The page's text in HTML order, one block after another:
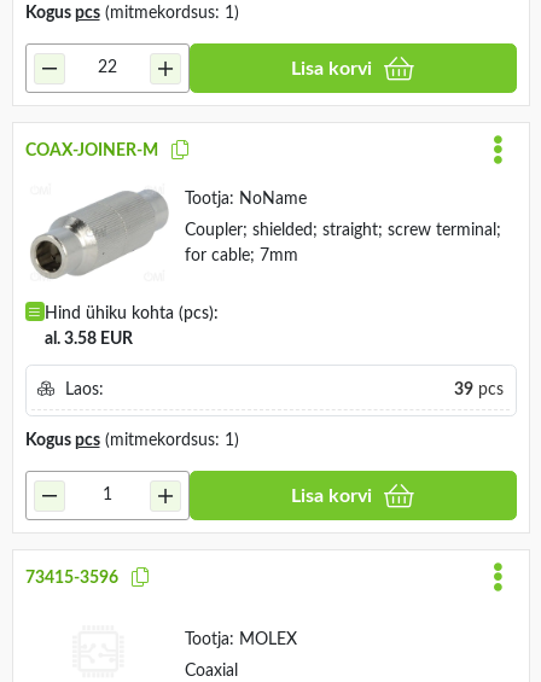
Kogus pcs(mitmekordsus: 1)
Lisa korvi
COAX-JOINER-M
Tootja: NoName
Coupler; shielded; straight; screw terminal;
for cable; 7mm
Hind ühiku kohta (pcs):
al. 3.58 EUR
Laos: 39pcs
Kogus pcs(mitmekordsus: 1)
Lisa korvi
73415-3596
Tootja: MOLEX
Coaxial